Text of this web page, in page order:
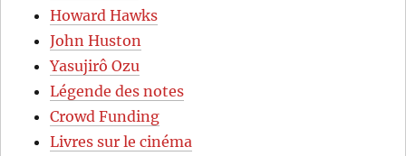
Howard Hawks
John Huston
Yasujirô Ozu
Légende des notes
Crowd Funding
Livres sur le cinéma